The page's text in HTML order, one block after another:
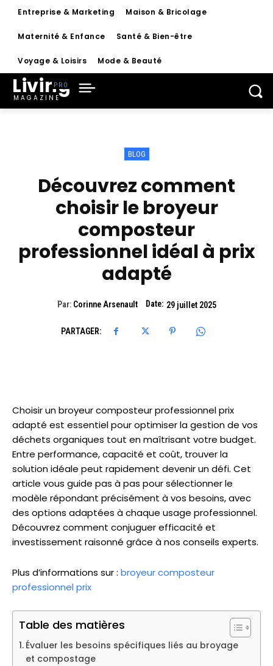
Entreprise & Marketing Maison & Bricolage
Maternité & Enfance Santé & Bien-être
Voyage & Loisirs Mode & Beauté
Living
MAGAZINE
BLOG
Découvrez comment
choisir le broyeur
composteur
professionnel idéal à prix
adapté
Par: Corinne Arsenault Date: 29 juillet 2025
PARTAGER:
Choisir un broyeur composteur professionnel prix
adapté est essentiel pour optimiser la gestion de vos
déchets organiques tout en maîtrisant votre budget.
Entre performance, capacité et coût, trouver la
solution idéale peut rapidement devenir un défi. Cet
article vous guide pas à pas pour sélectionner le
modèle répondant précisément à vos besoins, avec
des options adaptées à chaque usage professionnel.
Découvrez comment conjuguer efficacité et
investissement raisonné grâce à nos conseils experts.
Plus d’informations sur : broyeur composteur
professionnel prix
Table des matières
Évaluer les besoins spécifiques liés au broyage
et compostage